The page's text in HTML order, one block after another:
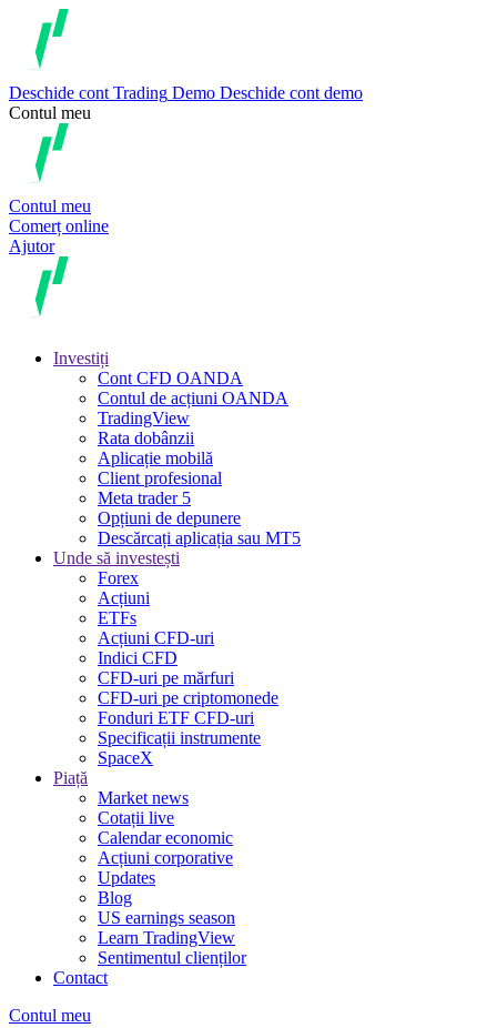
Deschide cont Trading Demo Deschide cont demo
Contul meu
Contul meu
Comerț online
Ajutor
Investiți
Cont CFD OANDA
Contul de acțiuni OANDA
TradingView
Rata dobânzii
Aplicație mobilă
Client profesional
Meta trader 5
Opțiuni de depunere
Descărcați aplicația sau MT5
Unde să investești
Forex
Acțiuni
ETFs
Acțiuni CFD-uri
Indici CFD
CFD-uri pe mărfuri
CFD-uri pe criptomonede
Fonduri ETF CFD-uri
Specificații instrumente
SpaceX
Piață
Market news
Cotații live
Calendar economic
Acțiuni corporative
Updates
Blog
US earnings season
Learn TradingView
Sentimentul clienților
Contact
Contul meu